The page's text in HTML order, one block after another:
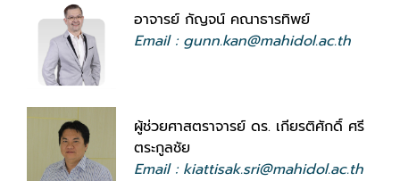
อาจารย์ กัญจน์ คณาธารทิพย์
Email : gunn.kan@mahidol.ac.th
ผู้ช่วยศาสตราจารย์ ดร. เกียรติศักดิ์ ศรี
ตระกูลชัย
Email : kiattisak.sri@mahidol.ac.th